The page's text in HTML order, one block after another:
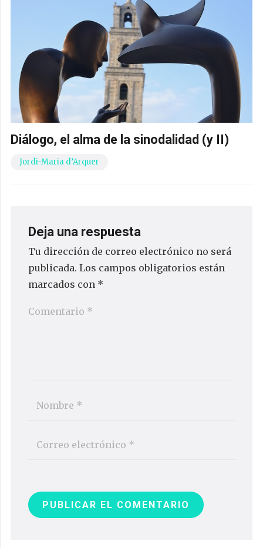
Diálogo, el alma de la sinodalidad (y II)
Jordi-Maria d’Arquer
Deja una respuesta
Tu dirección de correo electrónico no será
publicada. Los campos obligatorios están
marcados con *
PUBLICAR EL COMENTARIO